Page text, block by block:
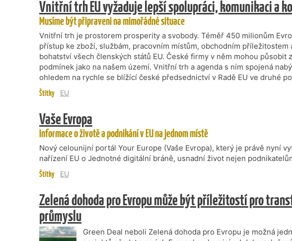
Vnitřní trh EU vyžaduje lepší spolupráci, komunikaci a
Musíme být připraveni na mimořádné situace
Vnitřní trh je prostorem prosperity a svobody. Téměř 450 milionům
přístup ke zboží, službám, pracovním místům, obchodním příležitostem
bohatství všech členských států EU. České firmy v něm mohou působit
podmínek jako na našem území. Vnitřní trh a agenda s ním spojená
ohledem na rychle se blížící české předsednictví v Radě EU ve druhé
Štítky EU
Vaše Evropa
Informace o životě a podnikání v EU na jednom místě
Nový celounijní portál Your Europe (Vaše Evropa), který je právě nyní
nařízení EU o Jednotné digitální bráně, usnadní život nejen
Štítky EU
Zelená dohoda pro Evropu může být příležitostí pro
průmyslu
Green Deal neboli Zelená dohoda pro Evropu je možná